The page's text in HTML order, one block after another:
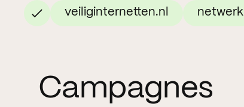
veiliginternetten.nl netwerk
Campagnes